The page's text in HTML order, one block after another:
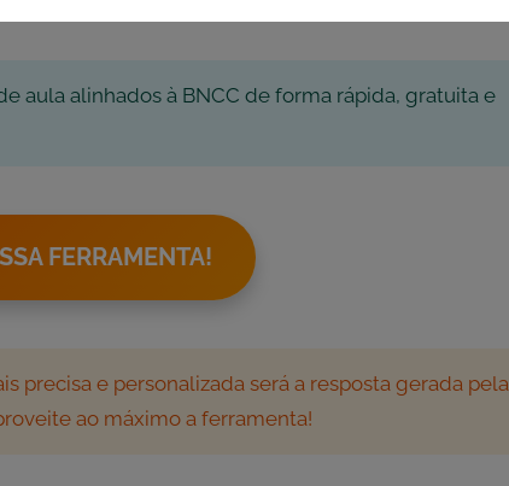
aula alinhados à BNCC de forma rápida, gratuita e
FERRAMENTA!
precisa e personalizada será a resposta gerada pela
ao máximo a ferramenta!